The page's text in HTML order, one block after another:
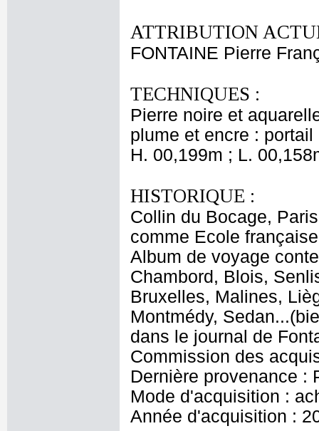
ATTRIBUTION
FONTAINE Pierre
TECHNIQUES :
Pierre noire et
plume et encre :
H. 00,199m ; L.
HISTORIQUE :
Collin du Bocage,
comme Ecole
Album de voyage
Chambord, Blois,
Bruxelles, Malines,
Montmédy,
dans le journal de
Commission des
Dernière provenance :
Mode d'acquisition :
Année d'acquisition :